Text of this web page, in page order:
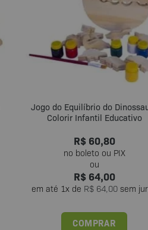
Jogo do Equilíbrio do
Colorir Infantil Educativo
R$60,80
R$64,00
em até 1x de R$ 64,00 sem
COMPRAR